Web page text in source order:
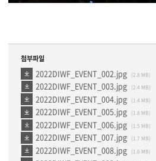
첨부파일
2022DIWF_EVENT_002.jpg (2.8 MB)
2022DIWF_EVENT_003.jpg (2.4 MB)
2022DIWF_EVENT_004.jpg (1.4 MB)
2022DIWF_EVENT_005.jpg (1.8 MB)
2022DIWF_EVENT_006.jpg (1.5 MB)
2022DIWF_EVENT_007.jpg (1.7 MB)
2022DIWF_EVENT_008.jpg (1.6 MB)